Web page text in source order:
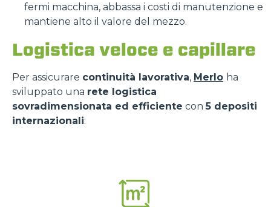
fermi macchina, abbassa i costi di manutenzione e
mantiene alto il valore del mezzo.
Logistica veloce e capillare
Per assicurare continuità lavorativa, Merlo ha
sviluppato una rete logistica
sovradimensionata ed efficiente con5 depositi
internazionali: